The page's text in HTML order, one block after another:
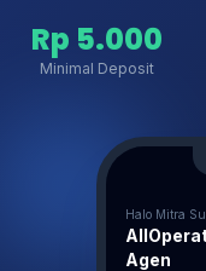
Rp 5.000
Minimal Deposit
Halo Mitra
Agen